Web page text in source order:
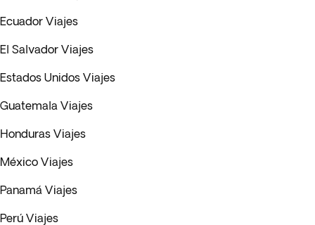
Ecuador Viajes
El Salvador Viajes
Estados Unidos Viajes
Guatemala Viajes
Honduras Viajes
México Viajes
Panamá Viajes
Perú Viajes